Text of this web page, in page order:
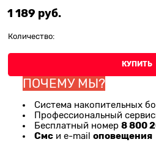
1 189 руб.
Количество:
КУПИТЬ
ПОЧЕМУ МЫ?
Система накопительных
Профессиональный
Бесплатный номер 8 800
Смс и e-mail оповещения